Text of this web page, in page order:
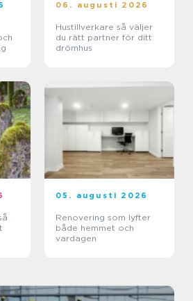
06. augusti 2026
Hustillverkare så väljer
du rätt partner för ditt
drömhus
05. augusti 2026
Renovering som lyfter
både hemmet och
vardagen